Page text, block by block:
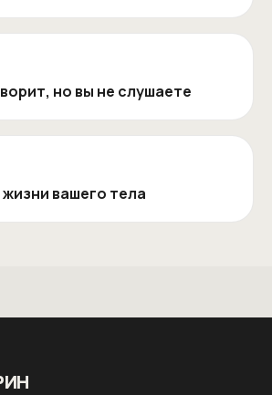
но вы не слушаете
вашего тела